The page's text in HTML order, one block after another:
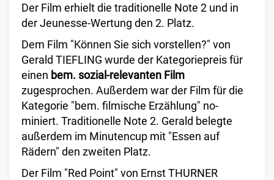
Der Film erhielt die traditionelle Note 2 und in
der Jeunesse-Wertung den 2. Platz.
Dem Film "Können Sie sich vorstellen?" von
Gerald TIEFLING wurde der Kategoriepreis für
einen bem. sozial-relevanten Film
zugesprochen. Außerdem war der Film für die
Kategorie "bem. filmische Erzählung" no-
miniert. Traditionelle Note 2. Gerald belegte
außerdem im Minutencup mit "Essen auf
Rädern" den zweiten Platz.
Der Film "Red Point" von Ernst THURNER